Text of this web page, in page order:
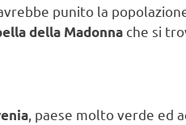
punito la
della Madonna che si
, paese molto verde ed